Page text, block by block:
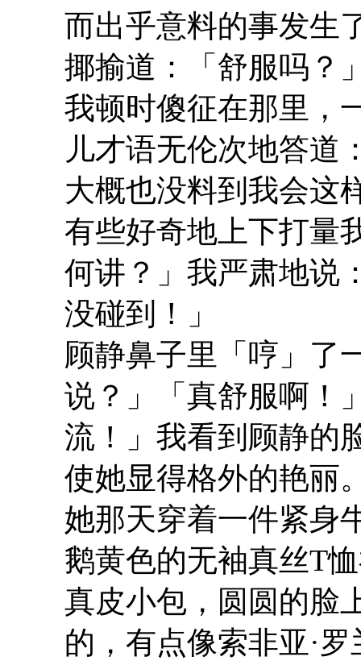
而出乎意料的事发生
揶揄道：「舒服吗？
我顿时傻征在那里，
儿才语无伦次地答道
大概也没料到我会这
有些好奇地上下打量
何讲？」我严肃地说
没碰到！」
顾静鼻子里「哼」了
说？」「真舒服啊！
流！」我看到顾静的
使她显得格外的艳丽
她那天穿着一件紧身
鹅黄色的无袖真丝T
真皮小包，圆圆的脸
的，有点像索非亚·